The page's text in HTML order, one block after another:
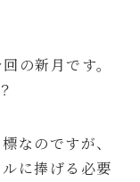
の新月です。
なのですが、
に捧げる必要